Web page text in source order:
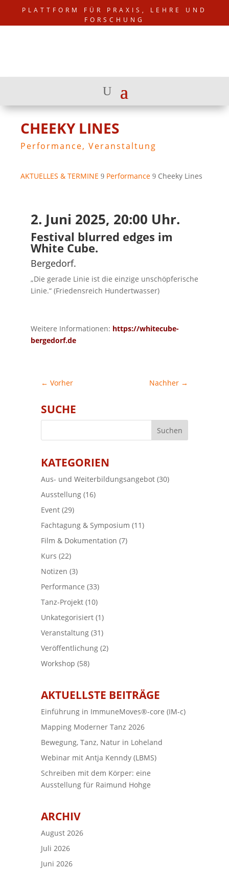
PLATTFORM FÜR PRAXIS, LEHRE UND
FORSCHUNG
CHEEKY LINES
Performance, Veranstaltung
AKTUELLES & TERMINE 9 Performance 9 Cheeky Lines
2. Juni 2025, 20:00 Uhr.
Festival blurred edges im
White Cube.
Bergedorf.
„Die gerade Linie ist die einzige unschöpferische
Linie.“ (Friedensreich Hundertwasser)
Weitere Informationen: https://whitecube-
bergedorf.de
← Vorher Nachher →
SUCHE
KATEGORIEN
Aus- und Weiterbildungsangebot (30)
Ausstellung (16)
Event (29)
Fachtagung & Symposium (11)
Film & Dokumentation (7)
Kurs (22)
Notizen (3)
Performance (33)
Tanz-Projekt (10)
Unkategorisiert (1)
Veranstaltung (31)
Veröffentlichung (2)
Workshop (58)
AKTUELLSTE BEITRÄGE
Einführung in ImmuneMoves®-core (IM-c)
Mapping Moderner Tanz 2026
Bewegung, Tanz, Natur in Loheland
Webinar mit Antja Kenndy (LBMS)
Schreiben mit dem Körper: eine
Ausstellung für Raimund Hohge
ARCHIV
August 2026
Juli 2026
Juni 2026